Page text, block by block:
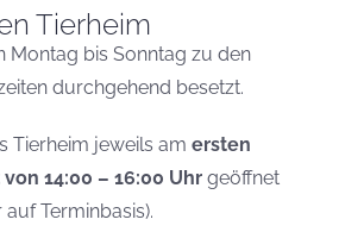
Tierheim
Montag bis Sonntag zu den
durchgehend besetzt.
Tierheim jeweils am ersten
14:00 – 16:00 Uhr geöffnet
Terminbasis).